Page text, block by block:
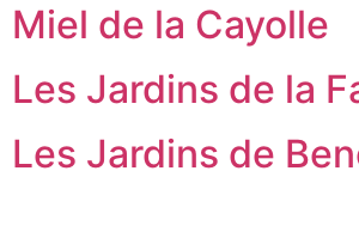
Miel de la Cayolle
Les Jardins de la
Les Jardins de